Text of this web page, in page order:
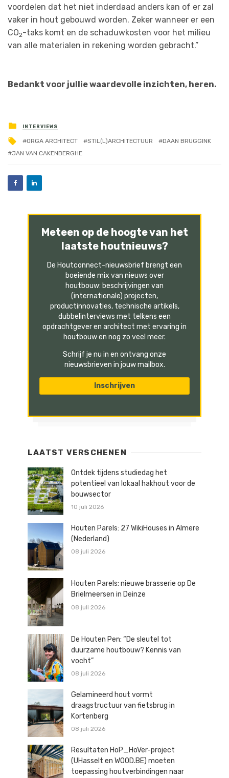
voordelen dat het niet inderdaad anders kan of er zal
vaker in hout gebouwd worden. Zeker wanneer er een
CO2-taks komt en de schaduwkosten voor het milieu
van alle materialen in rekening worden gebracht.”
Bedankt voor jullie waardevolle inzichten, heren.
INTERVIEWS
ORGA ARCHITECT STIL(L)ARCHITECTUUR
DAAN BRUGGINK
JAN VAN CAKENBERGHE
Meteen op de hoogte van het
laatste houtnieuws?
De Houtconnect-nieuwsbrief brengt een
boeiende mix van nieuws over
houtbouw: beschrijvingen van
(internationale) projecten,
productinnovaties, technische artikels,
dubbelinterviews met telkens een
opdrachtgever en architect met ervaring in
houtbouw en nog zo veel meer.
Schrijf je nu in en ontvang onze
nieuwsbrieven in jouw mailbox.
LAATST VERSCHENEN
Ontdek tijdens studiedag het
potentieel van lokaal hakhout voor de
bouwsector
10 juli 2026
Houten Parels: 27 WikiHouses in Almere
(Nederland)
08 juli 2026
Houten Parels: nieuwe brasserie op De
Brielmeersen in Deinze
08 juli 2026
De Houten Pen: “De sleutel tot
duurzame houtbouw? Kennis van
vocht”
08 juli 2026
Gelamineerd hout vormt
draagstructuur van fietsbrug in
Kortenberg
08 juli 2026
Resultaten HoP_HoVer-project
(UHasselt en WOOD.BE) moeten
toepassing houtverbindingen naar